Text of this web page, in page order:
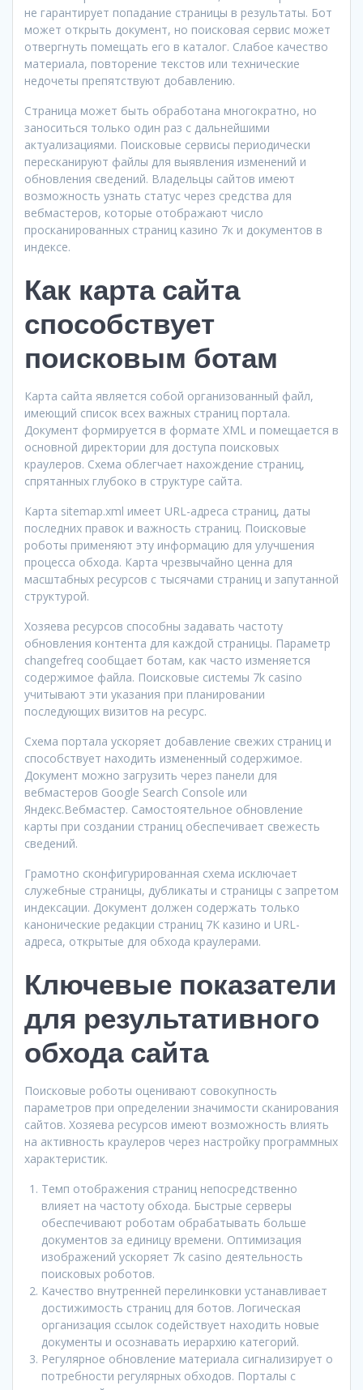
не гарантирует попадание страницы в результаты. Бот
может открыть документ, но поисковая сервис может
отвергнуть помещать его в каталог. Слабое качество
материала, повторение текстов или технические
недочеты препятствуют добавлению.
Страница может быть обработана многократно, но
заноситься только один раз с дальнейшими
актуализациями. Поисковые сервисы периодически
пересканируют файлы для выявления изменений и
обновления сведений. Владельцы сайтов имеют
возможность узнать статус через средства для
вебмастеров, которые отображают число
просканированных страниц казино 7к и документов в
индексе.
Как карта сайта
способствует
поисковым ботам
Карта сайта является собой организованный файл,
имеющий список всех важных страниц портала.
Документ формируется в формате XML и помещается в
основной директории для доступа поисковых
краулеров. Схема облегчает нахождение страниц,
спрятанных глубоко в структуре сайта.
Карта sitemap.xml имеет URL-адреса страниц, даты
последних правок и важность страниц. Поисковые
роботы применяют эту информацию для улучшения
процесса обхода. Карта чрезвычайно ценна для
масштабных ресурсов с тысячами страниц и запутанной
структурой.
Хозяева ресурсов способны задавать частоту
обновления контента для каждой страницы. Параметр
changefreq сообщает ботам, как часто изменяется
содержимое файла. Поисковые системы 7k casino
учитывают эти указания при планировании
последующих визитов на ресурс.
Схема портала ускоряет добавление свежих страниц и
способствует находить измененный содержимое.
Документ можно загрузить через панели для
вебмастеров Google Search Console или
Яндекс.Вебмастер. Самостоятельное обновление
карты при создании страниц обеспечивает свежесть
сведений.
Грамотно сконфигурированная схема исключает
служебные страницы, дубликаты и страницы с запретом
индексации. Документ должен содержать только
канонические редакции страниц 7К казино и URL-
адреса, открытые для обхода краулерами.
Ключевые показатели
для результативного
обхода сайта
Поисковые роботы оценивают совокупность
параметров при определении значимости сканирования
сайтов. Хозяева ресурсов имеют возможность влиять
на активность краулеров через настройку программных
характеристик.
Темп отображения страниц непосредственно
влияет на частоту обхода. Быстрые серверы
обеспечивают роботам обрабатывать больше
документов за единицу времени. Оптимизация
изображений ускоряет 7k casino деятельность
поисковых роботов.
Качество внутренней перелинковки устанавливает
достижимость страниц для ботов. Логическая
организация ссылок содействует находить новые
документы и осознавать иерархию категорий.
Регулярное обновление материала сигнализирует о
потребности регулярных обходов. Порталы с